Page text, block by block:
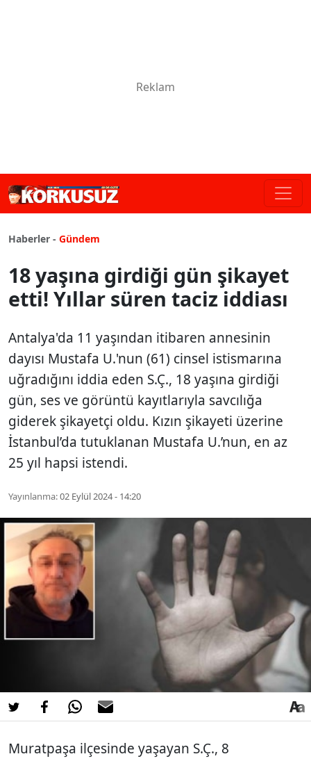
Haberler - Gündem
18 yaşına girdiği gün şikayet
etti! Yıllar süren taciz iddiası
Antalya'da 11 yaşından itibaren annesinin
dayısı Mustafa U.'nun (61) cinsel istismarına
uğradığını iddia eden S.Ç., 18 yaşına girdiği
gün, ses ve görüntü kayıtlarıyla savcılığa
giderek şikayetçi oldu. Kızın şikayeti üzerine
İstanbul’da tutuklanan Mustafa U.’nun, en az
25 yıl hapsi istendi.
Yayınlanma:02 Eylül 2024 - 14:20
Muratpaşa ilçesinde yaşayan S.Ç., 8